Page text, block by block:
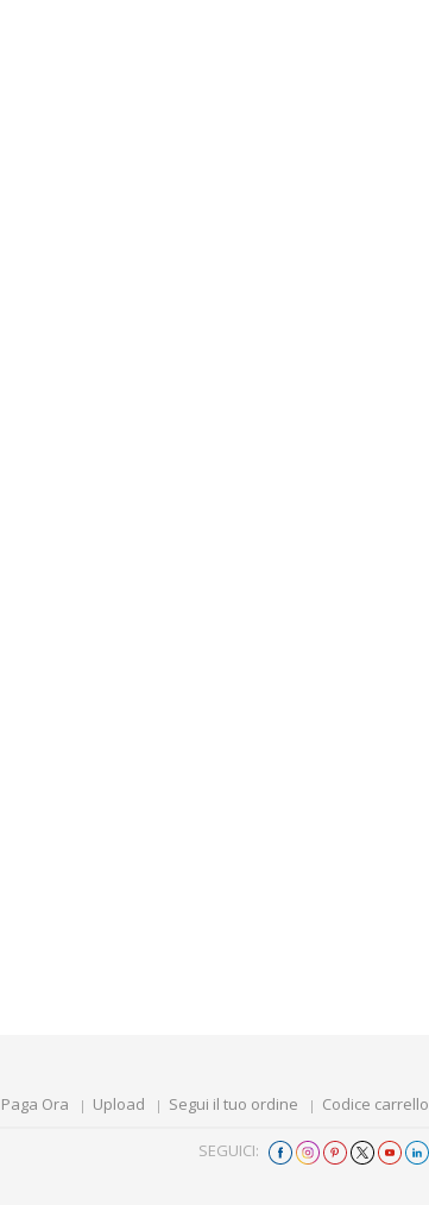
Paga Ora Upload Segui il tuo ordine Codice carrello
SEGUICI: